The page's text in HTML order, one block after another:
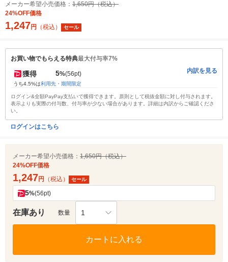
メーカー希望小売価格： 1,650円（税込）
24%OFF価格
1,247円 （税込） セール
お買い物でもらえる特典最大付与率7%
獲得 5%(56pt)
うち4.5%は利用先・期間限定
内訳を見る
ログイン&全額PayPay支払いで獲得できます。原則として税抜金額に対し付与されます。
表示よりも実際の付与数、付与率が少ない場合があります。詳細は内訳からご確認くださ
い。
ログインはこちら
メーカー希望小売価格： 1,650円（税込）
24%OFF価格
1,247円 （税込） セール
5%(56pt)
在庫あり 数量 1
カートに入れる